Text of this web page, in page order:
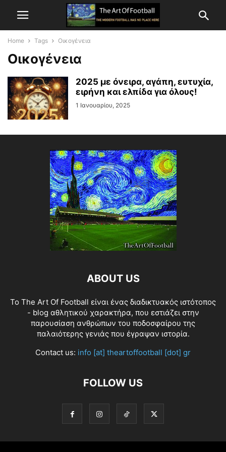
Home Tags Οικογένεια
Οικογένεια
2025 με όνειρα, αγάπη, ευτυχία,
ειρήνη και ελπίδα για όλους!
1 Ιανουαρίου, 2025
ABOUT US
Το The Art Of Football είναι ένας διαδικτυακός ιστότοπος
- blog αθλητικού χαρακτήρα, που εστιάζει στην
παρουσίαση ανθρώπων του ποδοσφαίρου της
παλαιότερης γενιάς που έγραψαν ιστορία.
Contact us: info [at] theartoffootball [dot] gr
FOLLOW US